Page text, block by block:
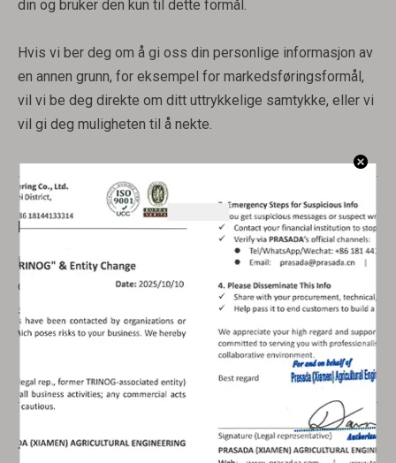
din og bruker den kun til dette formål.
Hvis vi ber deg om å gi oss din personlige informasjon av
en annen grunn, for eksempel for markedsføringsformål,
vil vi be deg direkte om ditt uttrykkelige samtykke, eller vi
vil gi deg muligheten til å nekte.
Hvordan kan jeg trekke tilbake samtykket mitt?
Hvis du etter å ha gitt oss ditt samtykke ombestemmer
deg og ikke lenger samtykker til at vi kontakter deg,
samler inn informasjonen din eller avslører den, kan du
varsle oss ved å kontakte oss.
Tjenester levert av tredjeparter